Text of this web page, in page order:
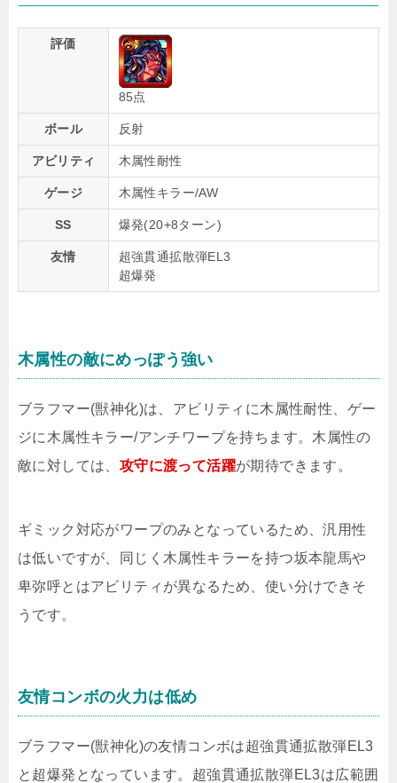
評価
85点
ボール 反射
アビリティ 木属性耐性
ゲージ 木属性キラー/AW
SS 爆発(20+8ターン)
友情
超強貫通拡散弾EL3
超爆発
木属性の敵にめっぽう強い
ブラフマー(獣神化)は、アビリティに木属性耐性、ゲー
ジに木属性キラー/アンチワープを持ちます。木属性の
敵に対しては、 攻守に渡って活躍が期待できます。
ギミック対応がワープのみとなっているため、汎用性
は低いですが、同じく木属性キラーを持つ坂本龍馬や
卑弥呼とはアビリティが異なるため、使い分けできそ
うです。
友情コンボの火力は低め
ブラフマー(獣神化)の友情コンボは超強貫通拡散弾EL3
と超爆発となっています。超強貫通拡散弾EL3は広範囲